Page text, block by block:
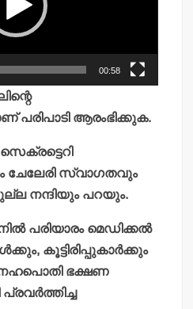
00:58
പരിപാടി ആരംഭിക്കുക.
സ്വാഗതവും
നന്ദിയും പറയും.
പരിയാരം മെഡിക്കല്‍
കൂട്ടിരിപ്പുകാര്‍ക്കും
ഭക്ഷണ